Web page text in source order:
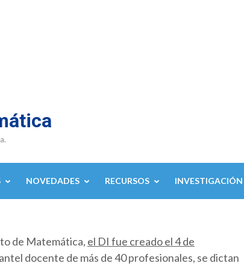
NOVEDADES RECURSOS INVESTIGACIÓN
de Matemática, el DI fue creado el 4 de
docente de más de 40 profesionales, se dictan